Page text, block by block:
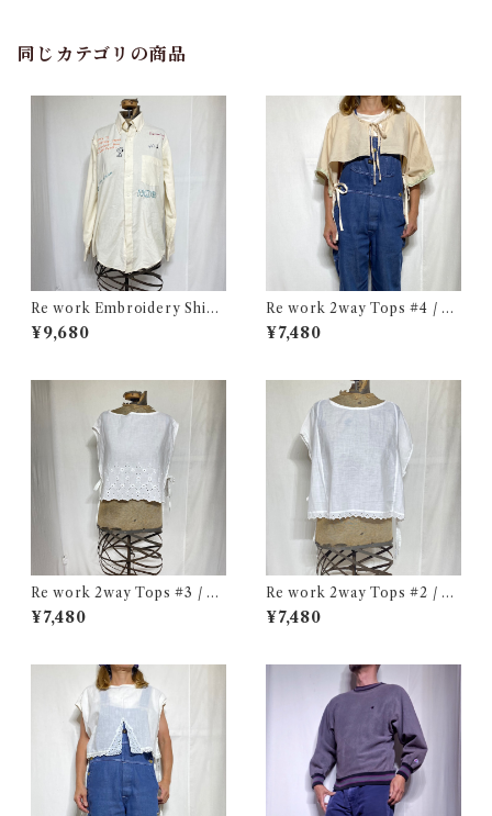
同じカテゴリの商品
Re work Embroidery Shirt
/ リワーク ハンド刺繍入り シ
ャツ 古着
¥9,680
Re work 2way Tops #4 / リ
ワーク 2way トップス 古着
¥7,480
Re work 2way Tops #3 / リ
ワーク 2way トップス 古着
¥7,480
Re work 2way Tops #2 / リ
ワーク 2way トップス 古着
¥7,480